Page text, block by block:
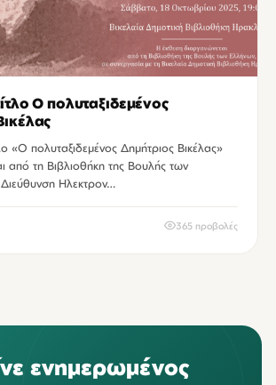
Ο πολυταξιδεμένος
«Ο πολυταξιδεμένος Δημήτριος Βικέλας»
από τη Βιβλιοθήκη της Βουλής των
Διεύθυνση Ηλεκτρον…
365 προβολές
ενημερωμένος